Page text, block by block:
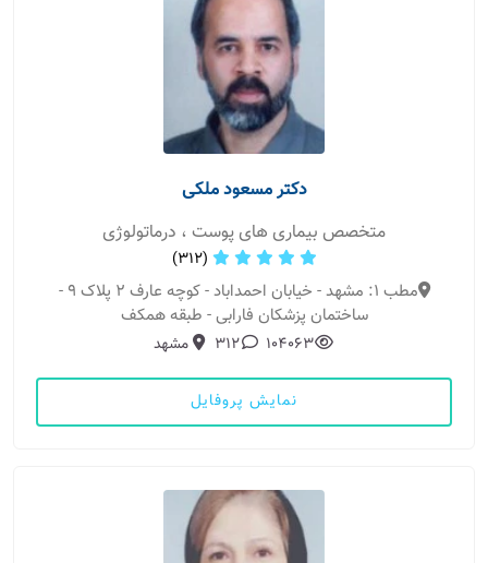
دکتر مسعود ملکی
متخصص بیماری های پوست ، درماتولوژی
(312)
مطب 1: مشهد - خیابان احمداباد - کوچه عارف 2 پلاک 9 -
ساختمان پزشکان فارابی - طبقه همکف
104063
312 مشهد
نمایش پروفایل